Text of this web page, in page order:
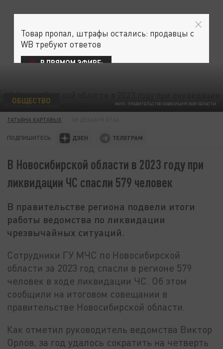
ФОТО: ПРАВИТЕЛЬСТВО НОВОСИБИРСКОЙ ОБЛАСТИ
ОБЩЕСТВО
ТАТЬЯНА КАРТАВЫХ
ПОДПИШИТЕСЬ:
В Новосибирской области в 2023 году при
ликвидации ЧС спасли 579 человек
В правительстве региона подвели итоги
работы ведомства по ликвидации
чрезвычайных ситуаций.
Сотрудники ГУ МЧС по Новосибирской
области за 2023 год спасли в регионе 579
человек в ходе ликвидации ЧС. Об этом
сообщили на итоговом совещании в
правительстве Новосибирской области.
Как отметил руководитель ведомства Виктор
Орлов, за год удалось сократить на четверть
Товар пропал, штрафы остались: продавцы с
WB требуют ответов
В ПРЯМОМ ЭФИРЕ: